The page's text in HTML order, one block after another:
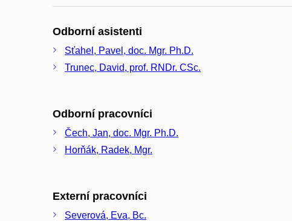
Odborní asistenti
Sťahel, Pavel, doc. Mgr. Ph.D.
Trunec, David, prof. RNDr. CSc.
Odborní pracovníci
Čech, Jan, doc. Mgr. Ph.D.
Horňák, Radek, Mgr.
Externí pracovníci
Severová, Eva, Bc.